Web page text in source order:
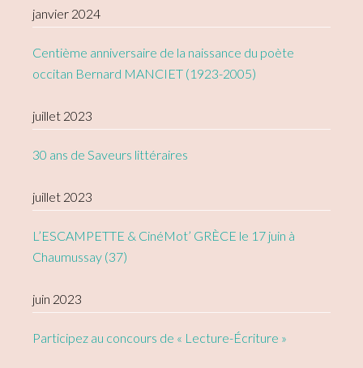
janvier 2024
Centième anniversaire de la naissance du poète
occitan Bernard MANCIET (1923-2005)
juillet 2023
30 ans de Saveurs littéraires
juillet 2023
L’ESCAMPETTE & CinéMot’ GRÈCE le 17 juin à
Chaumussay (37)
juin 2023
Participez au concours de « Lecture-Écriture »